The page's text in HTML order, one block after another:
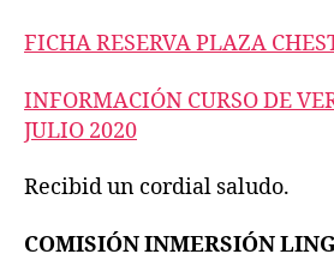
FICHA RESERVA PLAZA
INFORMACIÓN CURSO DE
JULIO 2020
Recibid un cordial saludo.
COMISIÓN INMERSIÓN